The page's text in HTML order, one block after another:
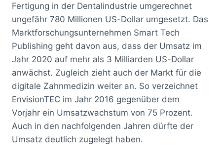
Fertigung in der Dentalindustrie umgerechnet
ungefähr 780 Millionen US-Dollar umgesetzt. Das
Marktforschungsunternehmen Smart Tech
Publishing geht davon aus, dass der Umsatz im
Jahr 2020 auf mehr als 3 Milliarden US-Dollar
anwächst. Zugleich zieht auch der Markt für die
digitale Zahnmedizin weiter an. So verzeichnet
EnvisionTEC im Jahr 2016 gegenüber dem
Vorjahr ein Umsatzwachstum von 75 Prozent.
Auch in den nachfolgenden Jahren dürfte der
Umsatz deutlich zugelegt haben.